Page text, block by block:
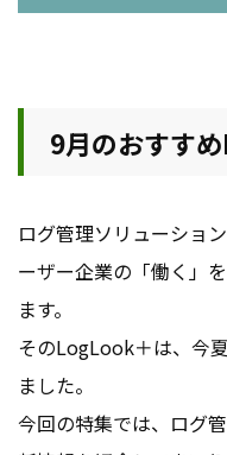
9月のおすす
ログ管理ソリューショ
ーザー企業の「働く」
ます。
そのLogLook＋は、今
ました。
今回の特集では、ログ